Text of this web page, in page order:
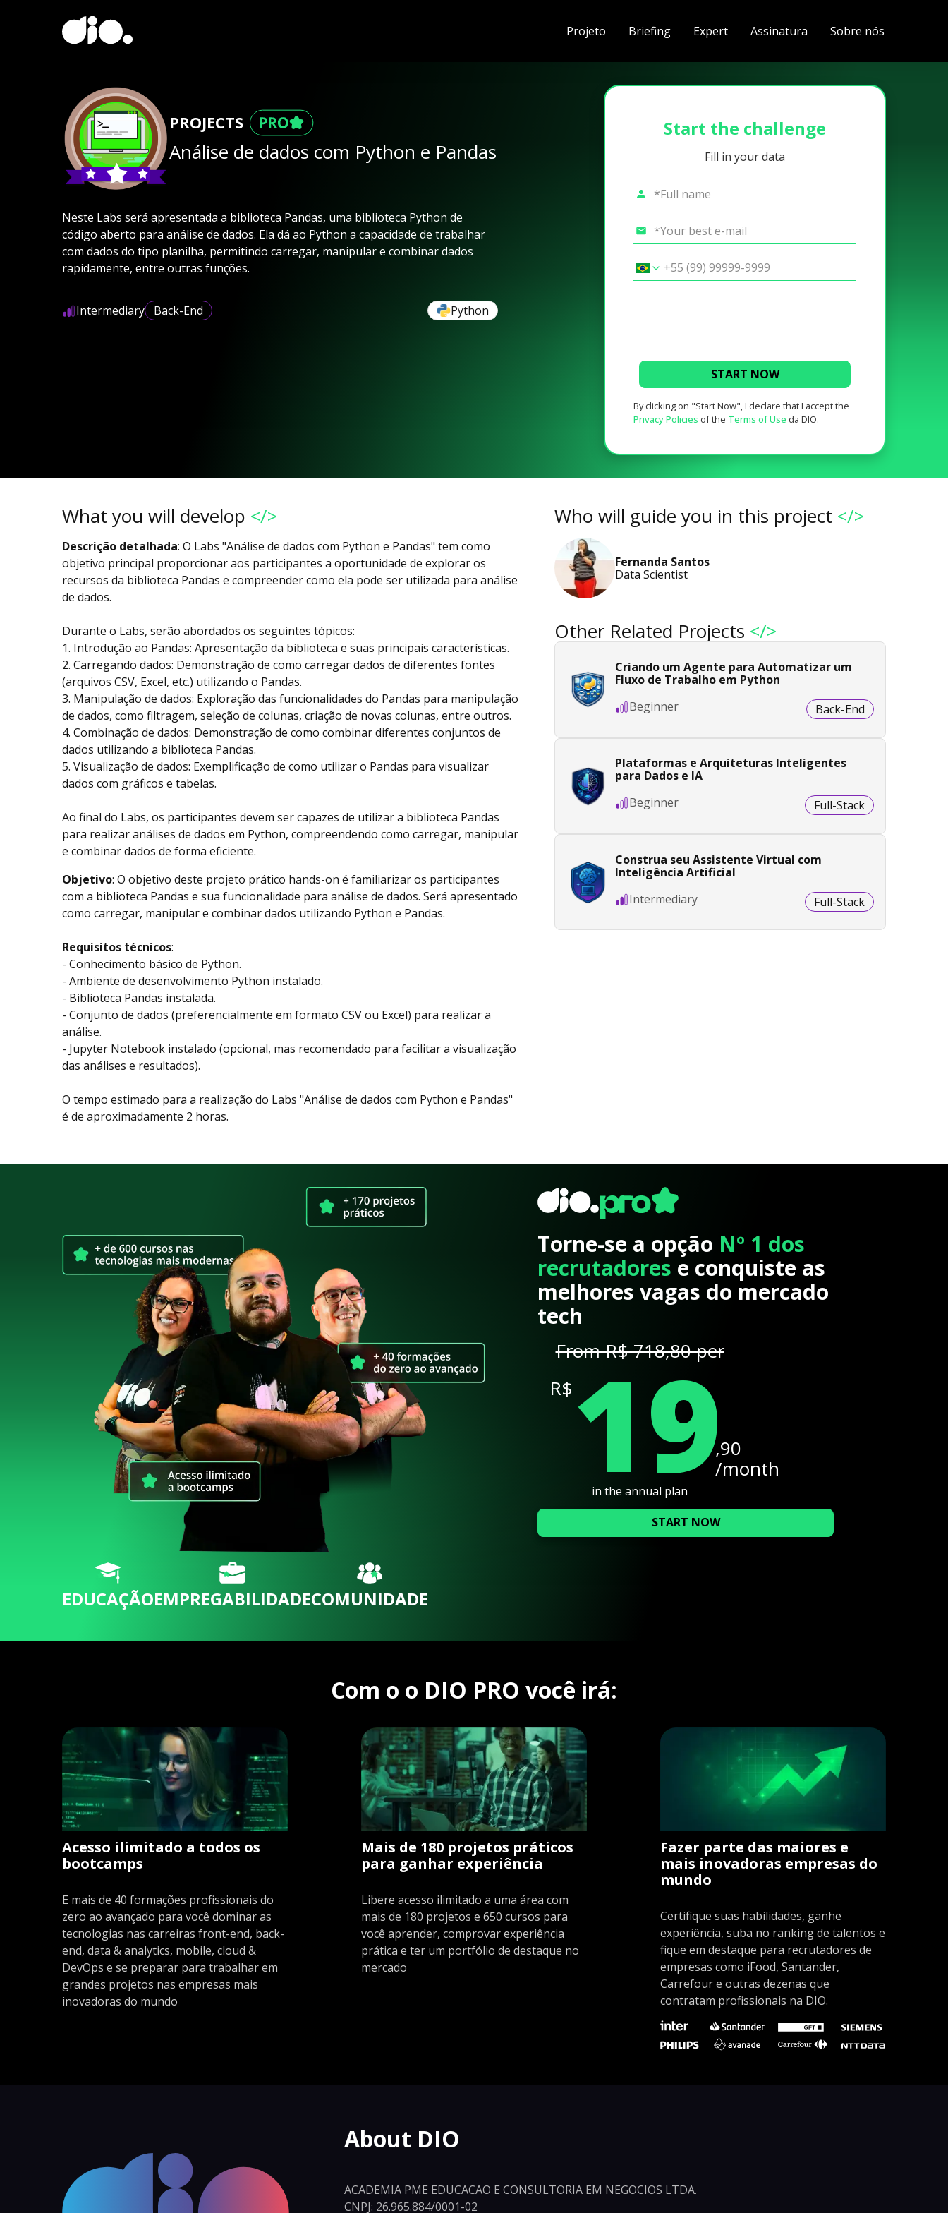
Projeto Briefing Expert Assinatura Sobre nós
PROJECTS
Análise de dados com Python e Pandas
Neste Labs será apresentada a biblioteca Pandas, uma biblioteca Python de
código aberto para análise de dados. Ela dá ao Python a capacidade de trabalhar
com dados do tipo planilha, permitindo carregar, manipular e combinar dados
rapidamente, entre outras funções.
Intermediary Back-End Python
Start the challenge
Fill in your data
START NOW
By clicking on "Start Now", I declare that I accept the
Privacy Policies of the Terms of Use da DIO.
What you will develop </>
Descrição detalhada: O Labs "Análise de dados com Python e Pandas" tem como
objetivo principal proporcionar aos participantes a oportunidade de explorar os
recursos da biblioteca Pandas e compreender como ela pode ser utilizada para análise
de dados.
Durante o Labs, serão abordados os seguintes tópicos:
1. Introdução ao Pandas: Apresentação da biblioteca e suas principais características.
2. Carregando dados: Demonstração de como carregar dados de diferentes fontes
(arquivos CSV, Excel, etc.) utilizando o Pandas.
3. Manipulação de dados: Exploração das funcionalidades do Pandas para manipulação
de dados, como filtragem, seleção de colunas, criação de novas colunas, entre outros.
4. Combinação de dados: Demonstração de como combinar diferentes conjuntos de
dados utilizando a biblioteca Pandas.
5. Visualização de dados: Exemplificação de como utilizar o Pandas para visualizar
dados com gráficos e tabelas.
Ao final do Labs, os participantes devem ser capazes de utilizar a biblioteca Pandas
para realizar análises de dados em Python, compreendendo como carregar, manipular
e combinar dados de forma eficiente.
Objetivo: O objetivo deste projeto prático hands-on é familiarizar os participantes
com a biblioteca Pandas e sua funcionalidade para análise de dados. Será apresentado
como carregar, manipular e combinar dados utilizando Python e Pandas.
Requisitos técnicos:
- Conhecimento básico de Python.
- Ambiente de desenvolvimento Python instalado.
- Biblioteca Pandas instalada.
- Conjunto de dados (preferencialmente em formato CSV ou Excel) para realizar a
análise.
- Jupyter Notebook instalado (opcional, mas recomendado para facilitar a visualização
das análises e resultados).
O tempo estimado para a realização do Labs "Análise de dados com Python e Pandas"
é de aproximadamente 2 horas.
Who will guide you in this project </>
Fernanda Santos
Data Scientist
Other Related Projects </>
Criando um Agente para Automatizar um
Fluxo de Trabalho em Python
Beginner
Back-End
Plataformas e Arquiteturas Inteligentes
para Dados e IA
Beginner
Full-Stack
Construa seu Assistente Virtual com
Inteligência Artificial
Intermediary
Full-Stack
EDUCAÇÃOEMPREGABILIDADECOMUNIDADE
Torne-se a opção Nº 1 dos
recrutadores e conquiste as
melhores vagas do mercado
tech
From R$ 718,80 per
R$ 19,90
/month
in the annual plan
START NOW
Com o o DIO PRO você irá:
Acesso ilimitado a todos os
bootcamps
E mais de 40 formações profissionais do
zero ao avançado para você dominar as
tecnologias nas carreiras front-end, back-
end, data & analytics, mobile, cloud &
DevOps e se preparar para trabalhar em
grandes projetos nas empresas mais
inovadoras do mundo
Mais de 180 projetos práticos
para ganhar experiência
Libere acesso ilimitado a uma área com
mais de 180 projetos e 650 cursos para
você aprender, comprovar experiência
prática e ter um portfólio de destaque no
mercado
Fazer parte das maiores e
mais inovadoras empresas do
mundo
Certifique suas habilidades, ganhe
experiência, suba no ranking de talentos e
fique em destaque para recrutadores de
empresas como iFood, Santander,
Carrefour e outras dezenas que
contratam profissionais na DIO.
About DIO
ACADEMIA PME EDUCACAO E CONSULTORIA EM NEGOCIOS LTDA.
CNPJ: 26.965.884/0001-02